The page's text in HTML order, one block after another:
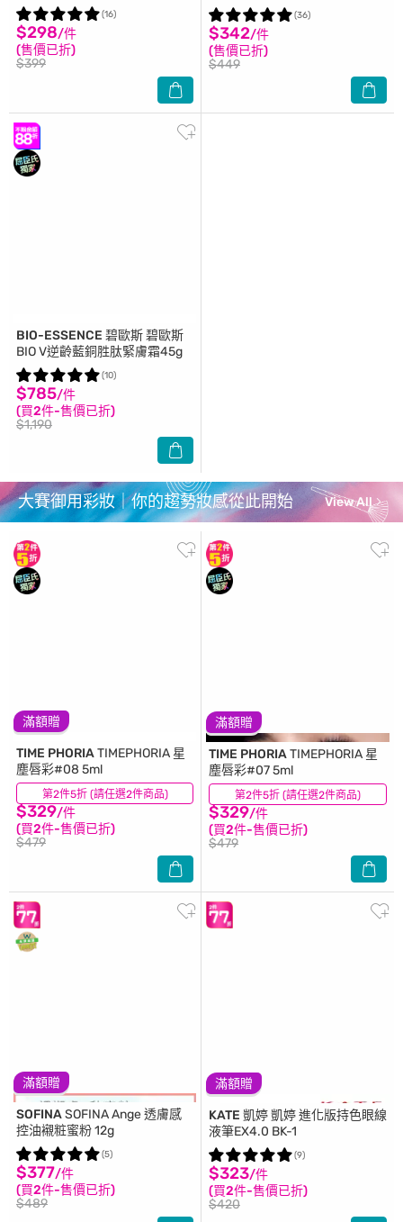
$298/件
(售價已折)
$399
(16)
$342/件
(售價已折)
$449
(36)
BIO-ESSENCE 碧歐斯碧歐斯
BIO V逆齡藍銅胜肽緊膚霜45g
$785/件
(買2件-售價已折)
$1,190
(10)
大賽御用彩妝｜你的趨勢妝感從此開始 View All
滿額贈
第2件5折 (請任選2件商品)
TIME PHORIATIMEPHORIA 星
塵唇彩#08 5ml
$329/件
(買2件-售價已折)
$479
(7)
滿額贈
第2件5折 (請任選2件商品)
TIME PHORIATIMEPHORIA 星
塵唇彩#07 5ml
$329/件
(買2件-售價已折)
$479
(22)
滿額贈
SOFINASOFINA Ange 透膚感
控油襯粧蜜粉 12g
$377/件
(買2件-售價已折)
$489
(5)
滿額贈
KATE 凱婷凱婷 進化版持色眼線
液筆EX4.0 BK-1
$323/件
(買2件-售價已折)
$420
(9)